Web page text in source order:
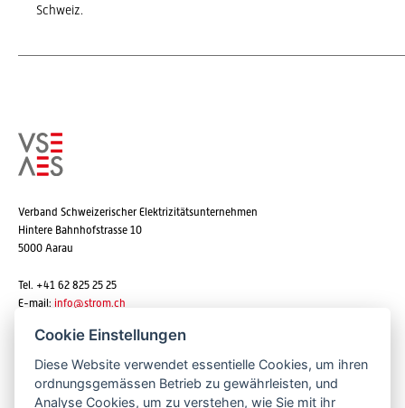
Schweiz.
Verband Schweizerischer Elektrizitätsunternehmen
Hintere Bahnhofstrasse 10
5000 Aarau
Tel. +41 62 825 25 25
E-mail: info@strom.ch
Newsletter abonnieren
Cookie Einstellungen
Diese Website verwendet essentielle Cookies, um ihren
ordnungsgemässen Betrieb zu gewährleisten, und
Analyse Cookies, um zu verstehen, wie Sie mit ihr